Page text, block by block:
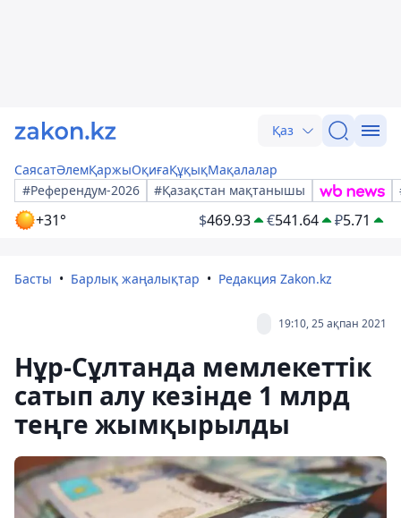
Қаз
СаясатӘлемҚаржыОқиғаҚұқықМақалалар
#Референдум-2026
#Қазақстан мақтанышы
+31° $469.93 €541.64 ₽5.71
Басты Барлық жаңалықтар Редакция Zakon.kz
19:10, 25 ақпан 2021
Нұр-Сұлтанда мемлекеттік
сатып алу кезінде 1 млрд
теңге жымқырылды